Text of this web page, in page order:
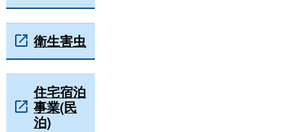
衛生害虫
住宅宿泊
事業(民
泊)